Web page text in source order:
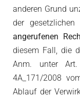
anderen Grund
der
angerufenen
diesem Fall, die
Anm. unter
4A_171/2008
Ablauf der